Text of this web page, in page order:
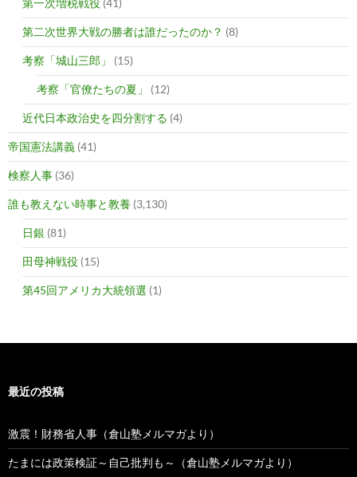
第二次世界大戦の勝者は誰だったのか？ (8)
考察「城山三郎」 (15)
考察「官僚たちの夏」 (12)
近代日本政治史を四分割する (4)
帝国憲法講義 (41)
検察人事 (36)
誰も教えない時事と教養 (3,130)
日銀 (81)
田母神戦役 (15)
第45回アメリカ大統領選 (1)
最近の投稿
激震！財務省人事（倉山塾メルマガより）
たまには政策検証～自己批判も～（倉山塾メルマガより）